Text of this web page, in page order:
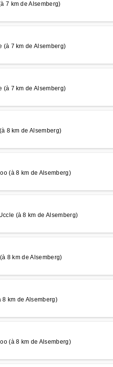
7 km de Alsemberg)
(à 7 km de Alsemberg)
(à 7 km de Alsemberg)
8 km de Alsemberg)
(à 8 km de Alsemberg)
(à 8 km de Alsemberg)
8 km de Alsemberg)
8 km de Alsemberg)
(à 8 km de Alsemberg)